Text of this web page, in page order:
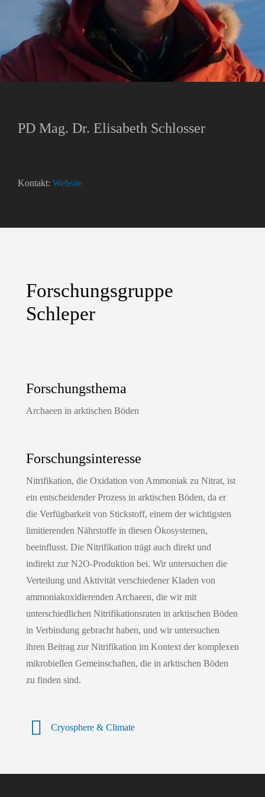
PD Mag. Dr. Elisabeth Schlosser
Kontakt:Website
Forschungsgruppe
Schleper
Forschungsthema
Archaeen in arktischen Böden
Forschungsinteresse
Nitrifikation, die Oxidation von Ammoniak zu Nitrat, ist
ein entscheidender Prozess in arktischen Böden, da er
die Verfügbarkeit von Stickstoff, einem der wichtigsten
limitierenden Nährstoffe in diesen Ökosystemen,
beeinflusst. Die Nitrifikation trägt auch direkt und
indirekt zur N2O-Produktion bei. Wir untersuchen die
Verteilung und Aktivität verschiedener Kladen von
ammoniakoxidierenden Archaeen, die wir mit
unterschiedlichen Nitrifikationsraten in arktischen Böden
in Verbindung gebracht haben, und wir untersuchen
ihren Beitrag zur Nitrifikation im Kontext der komplexen
mikrobiellen Gemeinschaften, die in arktischen Böden
zu finden sind.
Cryosphere & Climate